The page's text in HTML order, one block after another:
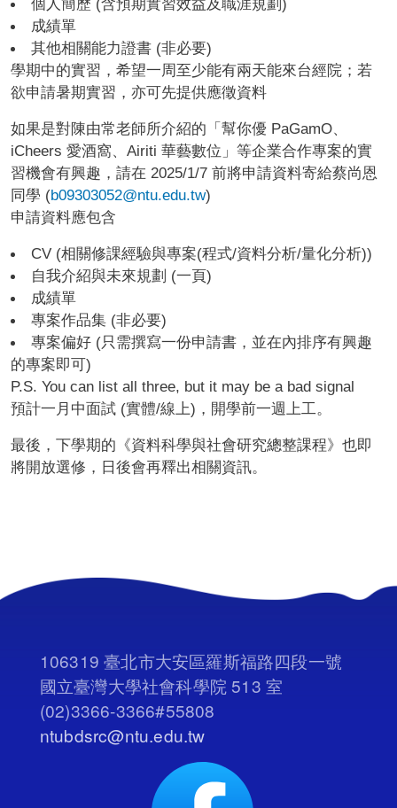
個人簡歷 (含預期實習效益及職涯規劃)
成績單
其他相關能力證書 (非必要)
學期中的實習，希望一周至少能有兩天能來台經院；若
欲申請暑期實習，亦可先提供應徵資料
如果是對陳由常老師所介紹的「幫你優 PaGamO、
iCheers 愛酒窩、Airiti 華藝數位」等企業合作專案的實
習機會有興趣，請在 2025/1/7 前將申請資料寄給蔡尚恩
同學 (b09303052@ntu.edu.tw)
申請資料應包含
CV (相關修課經驗與專案(程式/資料分析/量化分析))
自我介紹與未來規劃 (一頁)
成績單
專案作品集 (非必要)
專案偏好 (只需撰寫一份申請書，並在內排序有興趣
的專案即可)
P.S. You can list all three, but it may be a bad signal
預計一月中面試 (實體/線上)，開學前一週上工。
最後，下學期的《資料科學與社會研究總整課程》也即
將開放選修，日後會再釋出相關資訊。
106319 臺北市大安區羅斯福路四段一號
國立臺灣大學社會科學院 513 室
(02)3366-3366#55808
ntubdsrc@ntu.edu.tw